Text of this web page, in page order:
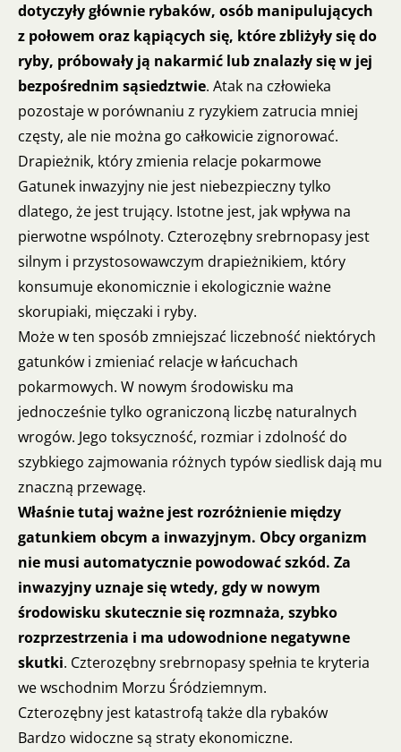
dotyczyły głównie rybaków, osób manipulujących
z połowem oraz kąpiących się, które zbliżyły się do
ryby, próbowały ją nakarmić lub znalazły się w jej
bezpośrednim sąsiedztwie. Atak na człowieka
pozostaje w porównaniu z ryzykiem zatrucia mniej
częsty, ale nie można go całkowicie zignorować.
Drapieżnik, który zmienia relacje pokarmowe
Gatunek inwazyjny nie jest niebezpieczny tylko
dlatego, że jest trujący. Istotne jest, jak wpływa na
pierwotne wspólnoty. Czterozębny srebrnopasy jest
silnym i przystosowawczym drapieżnikiem, który
konsumuje ekonomicznie i ekologicznie ważne
skorupiaki, mięczaki i ryby.
Może w ten sposób zmniejszać liczebność niektórych
gatunków i zmieniać relacje w łańcuchach
pokarmowych. W nowym środowisku ma
jednocześnie tylko ograniczoną liczbę naturalnych
wrogów. Jego toksyczność, rozmiar i zdolność do
szybkiego zajmowania różnych typów siedlisk dają mu
znaczną przewagę.
Właśnie tutaj ważne jest rozróżnienie między
gatunkiem obcym a inwazyjnym. Obcy organizm
nie musi automatycznie powodować szkód. Za
inwazyjny uznaje się wtedy, gdy w nowym
środowisku skutecznie się rozmnaża, szybko
rozprzestrzenia i ma udowodnione negatywne
skutki. Czterozębny srebrnopasy spełnia te kryteria
we wschodnim Morzu Śródziemnym.
Czterozębny jest katastrofą także dla rybaków
Bardzo widoczne są straty ekonomiczne.